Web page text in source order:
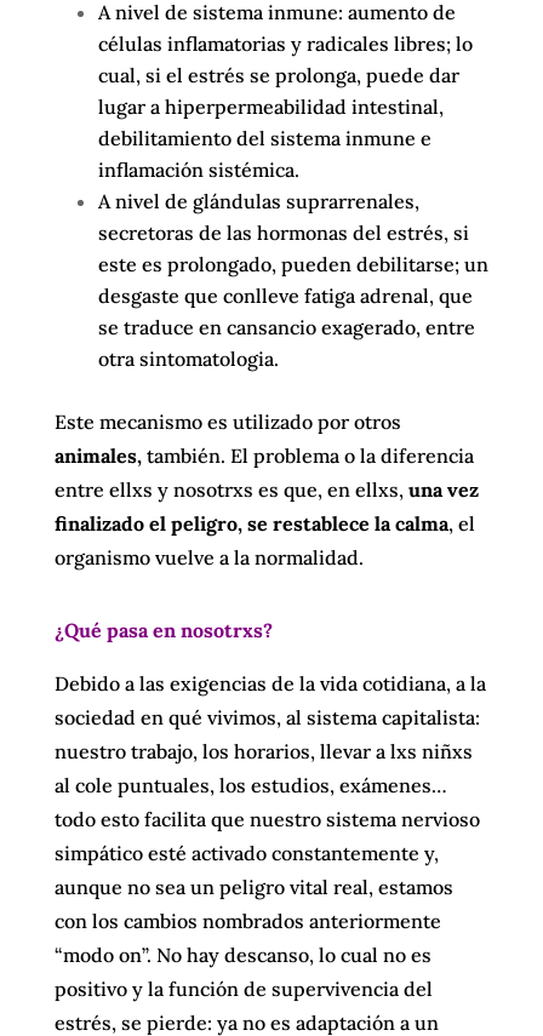
A nivel de sistema inmune: aumento de
células inflamatorias y radicales libres; lo
cual, si el estrés se prolonga, puede dar
lugar a hiperpermeabilidad intestinal,
debilitamiento del sistema inmune e
inflamación sistémica.
A nivel de glándulas suprarrenales,
secretoras de las hormonas del estrés, si
este es prolongado, pueden debilitarse; un
desgaste que conlleve fatiga adrenal, que
se traduce en cansancio exagerado, entre
otra sintomatologia.
Este mecanismo es utilizado por otros
animales,también. El problema o la diferencia
entre ellxs y nosotrxs es que, en ellxs, una vez
finalizado el peligro, se restablece la calma, el
organismo vuelve a la normalidad.
¿Qué pasa en nosotrxs?
Debido a las exigencias de la vida cotidiana, a la
sociedad en qué vivimos, al sistema capitalista:
nuestro trabajo, los horarios, llevar a lxs niñxs
al cole puntuales, los estudios, exámenes…
todo esto facilita que nuestro sistema nervioso
simpático esté activado constantemente y,
aunque no sea un peligro vital real, estamos
con los cambios nombrados anteriormente
“modo on”. No hay descanso, lo cual no es
positivo y la función de supervivencia del
estrés, se pierde: ya no es adaptación a un